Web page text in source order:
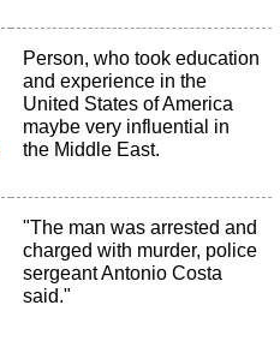
Person, who took education
and experience in the
United States of America
maybe very influential in
the Middle East.
"The man was arrested and
charged with murder, police
sergeant Antonio Costa
said."